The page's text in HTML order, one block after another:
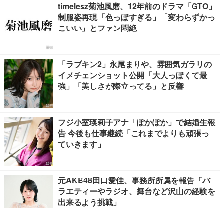
timelesz菊池風磨、12年前のドラマ「GTO」
制服姿再現「色っぽすぎる」「変わらずかっ
こいい」とファン悶絶
「ラブキン2」永尾まりや、雰囲気ガラリの
イメチェンショット公開「大人っぽくて最
強」「美しさが際立ってる」と反響
フジ小室瑛莉子アナ「ぽかぽか」で結婚生報
告 今後も仕事継続「これまでよりも頑張っ
ていきます」
元AKB48田口愛佳、事務所所属を報告「バ
ラエティーやラジオ、舞台など沢山の経験を
出来るよう挑戦」